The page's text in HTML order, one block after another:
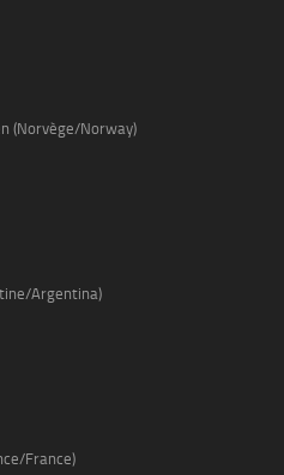
(Norvège/Norway)
Argentina)
France)